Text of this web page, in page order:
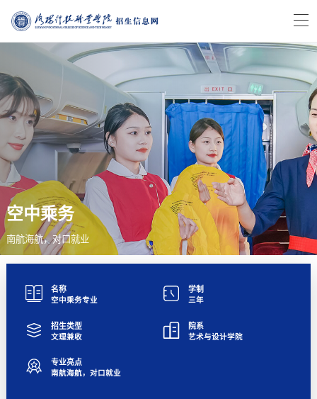
空中乘务
南航海航，对口就业
名称
空中乘务专业
学制
三年
招生类型
文理兼收
院系
艺术与设计学院
专业亮点
南航海航，对口就业